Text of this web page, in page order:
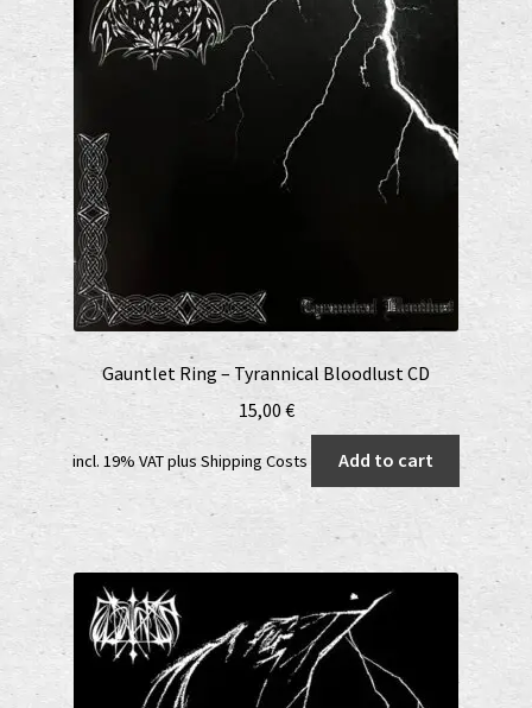
Gauntlet Ring – Tyrannical Bloodlust CD
15,00 €
incl. 19% VATplus Shipping Costs Add to cart